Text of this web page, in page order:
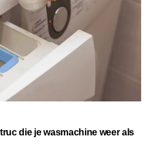
die je wasmachine weer als